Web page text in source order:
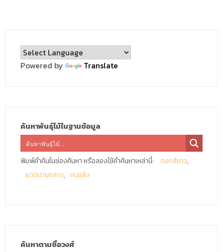
Powered by Translate
ค้นหาพันธุ์ไม้ในฐานข้อมูล
พิมพ์คำค้นในช่องค้นหา หรือลองใช้คำค้นหาเหล่านี้:
ดอกสีขาว
แดดปานกลาง
ทนแล้ง
ค้นหาตามชื่อวงศ์